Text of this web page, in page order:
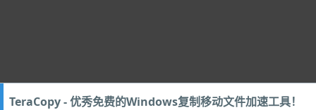
TeraCopy - 优秀免费的Windows复制移动文件加速工具！